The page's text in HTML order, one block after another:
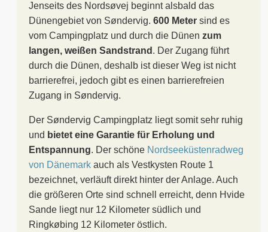
Jenseits des Nordsøvej beginnt alsbald das
Dünengebiet von Søndervig. 600 Meter sind es
vom Campingplatz und durch die Dünen zum
langen, weißen Sandstrand . Der Zugang führt
durch die Dünen, deshalb ist dieser Weg ist nicht
barrierefrei, jedoch gibt es einen barrierefreien
Zugang in Søndervig.
Der Søndervig Campingplatz liegt somit sehr ruhig
und bietet eine Garantie für Erholung und
Entspannung. Der schöne Nordseeküstenradweg
von Dänemark auch als Vestkysten Route 1
bezeichnet, verläuft direkt hinter der Anlage. Auch
die größeren Orte sind schnell erreicht, denn Hvide
Sande liegt nur 12 Kilometer südlich und
Ringkøbing 12 Kilometer östlich.